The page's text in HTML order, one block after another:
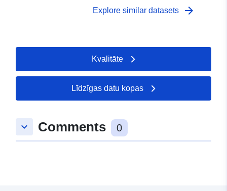
Explore similar datasets arrow_forward
Kvalitāte
Līdzīgas datu kopas
keyboard_arrow_down Comments 0